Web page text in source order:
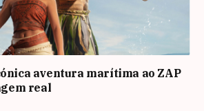
aventura marítima ao ZAP
real